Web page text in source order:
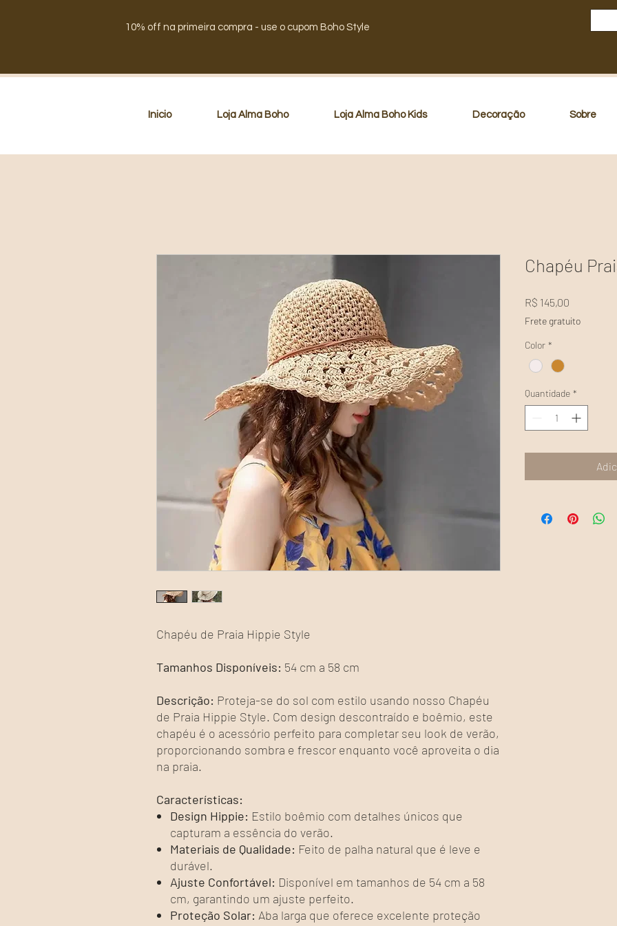
10% off na primeira compra - use o cupom Boho Style
Inicio Loja Alma Boho Loja Alma Boho Kids Decoração Sobre
Chapéu de Praia Hippie Style
Tamanhos Disponíveis: 54 cm a 58 cm
Descrição: Proteja-se do sol com estilo usando nosso Chapéu
de Praia Hippie Style. Com design descontraído e boêmio, este
chapéu é o acessório perfeito para completar seu look de verão,
proporcionando sombra e frescor enquanto você aproveita o dia
na praia.
Características:
Design Hippie: Estilo boêmio com detalhes únicos que
capturam a essência do verão.
Materiais de Qualidade: Feito de palha natural que é leve e
durável.
Ajuste Confortável: Disponível em tamanhos de 54 cm a 58
cm, garantindo um ajuste perfeito.
Proteção Solar: Aba larga que oferece excelente proteção
Chapéu
R$ 145,00
Frete gratuito
Color *
Quantidade *